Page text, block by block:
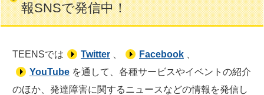
報SNSで発信中！
TEENSでは Twitter Facebook
YouTube を通して、各種サービスやイベントの紹介
のほか、発達障害に関するニュースなどの情報を発信し